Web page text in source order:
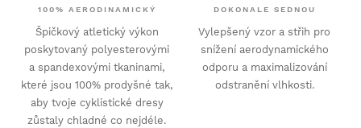
100% AERODINAMICKÝ
Špičkový atletický výkon
poskytovaný polyesterovými
a spandexovými tkaninami,
které jsou 100% prodyšné tak,
aby tvoje cyklistické dresy
zůstaly chladné co nejdéle.
DOKONALE SEDNOU
Vylepšený vzor a střih pro
snížení aerodynamického
odporu a maximalizování
odstranění vlhkosti.